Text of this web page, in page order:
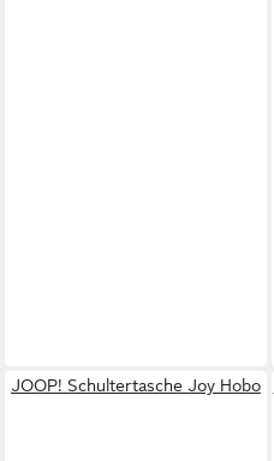
JOOP! Schultertasche Joy Hobo